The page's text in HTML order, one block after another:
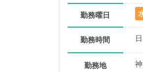
勤務曜日
勤務時間
勤務地